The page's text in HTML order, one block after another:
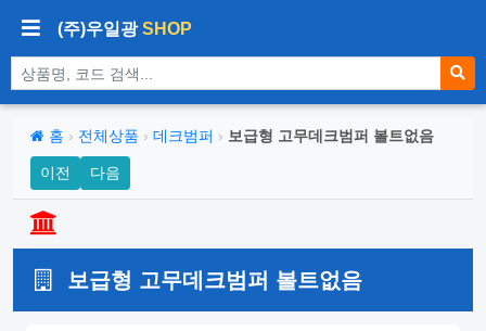
(주)우일광SHOP
상품 검색
홈 › 전체상품 › 데크범퍼 › 보급형 고무데크범퍼 볼트없음
이전 다음
보급형 고무데크범퍼 볼트없음